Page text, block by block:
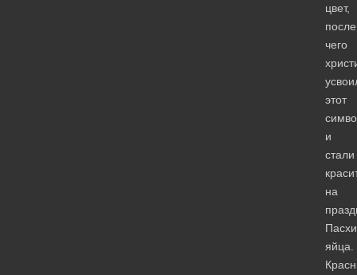
цвет,
после
чего
этот
и
стали
на
Пасхи
яйца.